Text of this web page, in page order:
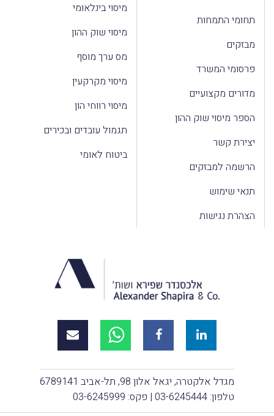
תחומי התמחות
מבזקים
פרסומי המשרד
מדורים מקצועיים
הספר מיסוי שוק ההון
יצירת קשר
הרשמה למבזקים
תנאי שימוש
הצהרת נגישות
מיסוי בינלאומי
מיסוי שוק ההון
מס ערך מוסף
מיסוי מקרקעין
מיסוי רווחי הון
תגמול עובדים ובכירים
ביטוח לאומי
מגדל אלקטרה, יגאל אלון 98, תל-אביב 6789141
טלפון: 03-6245444 | פקס: 03-6245999